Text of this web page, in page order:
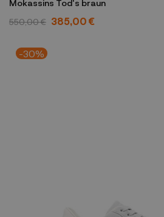
Mokassins Tod's braun
550,00 € 385,00 €
-30%